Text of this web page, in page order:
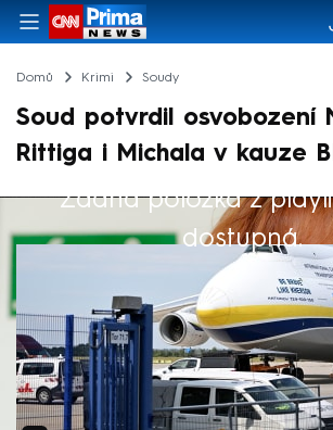
Domů Krimi Soudy
Soud potvrdil osvobození
Rittiga i Michala v kauze
Žádná položka z
dostupná.
Výběr redakce